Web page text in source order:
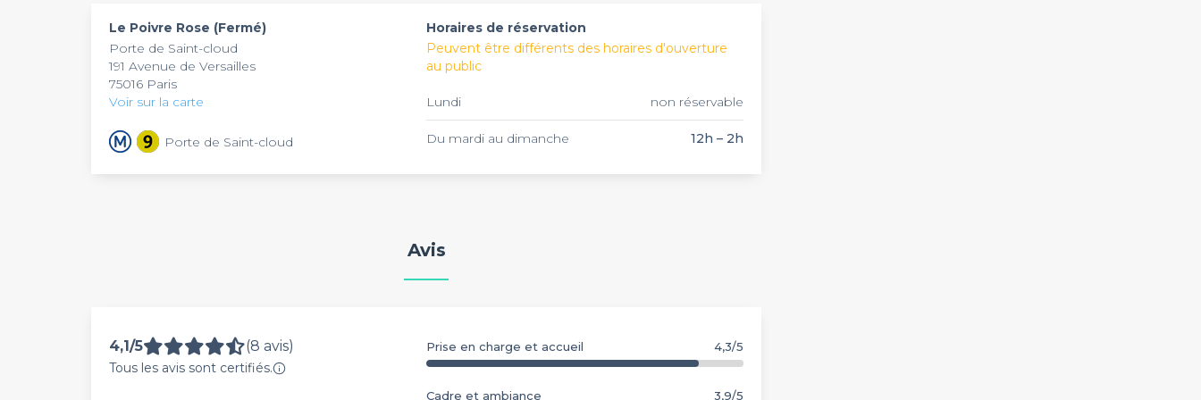
Le Poivre Rose (Fermé)
Porte de Saint-cloud
191 Avenue de Versailles
75016 Paris
Voir sur la carte
Porte de Saint-cloud
Horaires de réservation
Peuvent être différents des horaires d'ouverture
au public
Lundi non réservable
Du mardi au dimanche 12h – 2h
Avis
4,1/5 (8 avis)
Tous les avis sont certifiés.
Prise en charge et accueil 4,3/5
Cadre et ambiance 3,9/5